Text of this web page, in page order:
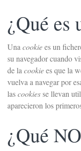
¿Qué es
Unacookiees un
su navegador cuando
de lacookiees que la
vuelva a navegar por
lascookies se llevan
aparecieron los
¿Qué